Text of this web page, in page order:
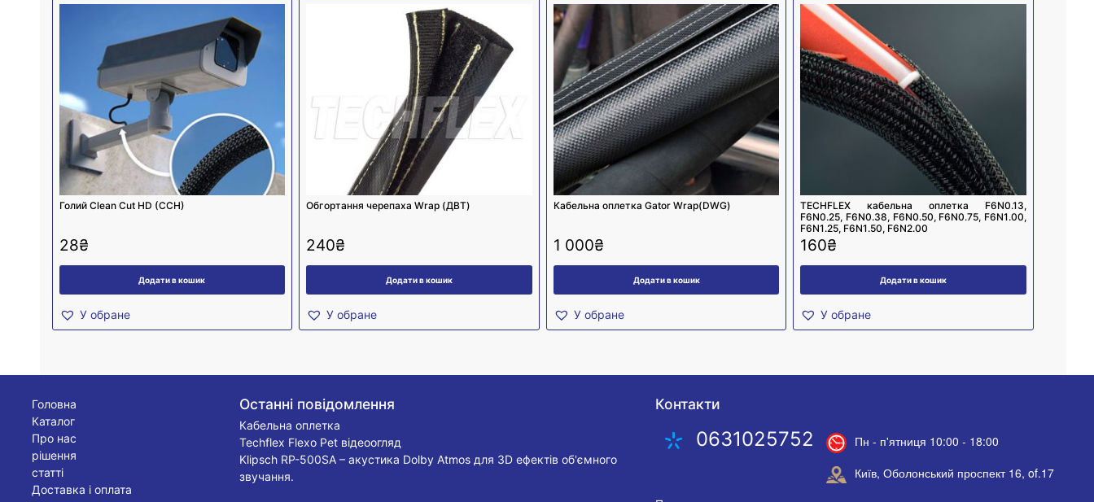
Голий Clean Cut HD (CCH)
28₴
Додати в кошик
У обране
Обгортання черепаха Wrap (ДВТ)
240₴
Додати в кошик
У обране
Кабельна оплетка Gator Wrap(DWG)
1 000₴
Додати в кошик
У обране
TECHFLEX кабельна оплетка F6N0.13,
F6N0.25, F6N0.38, F6N0.50, F6N0.75, F6N1.00,
F6N1.25, F6N1.50, F6N2.00
160₴
Додати в кошик
У обране
Головна
Каталог
Про нас
рішення
статті
Доставка і оплата
Останні повідомлення
Кабельна оплетка
Techflex Flexo Pet відеоогляд
Klipsch RP-500SA – акустика Dolby Atmos для 3D ефектів об'ємного
звучання.
Контакти
0631025752
Пн - п'ятниця 10:00 - 18:00
Київ, Оболонський проспект 16, of.17